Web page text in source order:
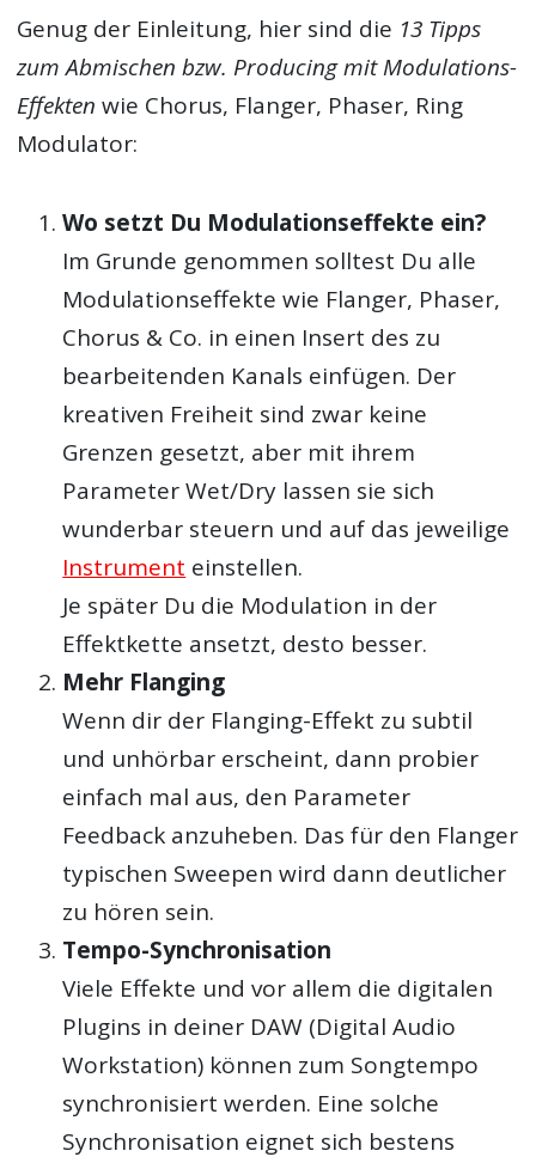
Genug der Einleitung, hier sind die 13 Tipps
zum Abmischen bzw. Producing mit Modulations-
Effekten wie Chorus, Flanger, Phaser, Ring
Modulator:
Wo setzt Du Modulationseffekte ein?
Im Grunde genommen solltest Du alle
Modulationseffekte wie Flanger, Phaser,
Chorus & Co. in einen Insert des zu
bearbeitenden Kanals einfügen. Der
kreativen Freiheit sind zwar keine
Grenzen gesetzt, aber mit ihrem
Parameter Wet/Dry lassen sie sich
wunderbar steuern und auf das jeweilige
Instrument einstellen.
Je später Du die Modulation in der
Effektkette ansetzt, desto besser.
Mehr Flanging
Wenn dir der Flanging-Effekt zu subtil
und unhörbar erscheint, dann probier
einfach mal aus, den Parameter
Feedback anzuheben. Das für den Flanger
typischen Sweepen wird dann deutlicher
zu hören sein.
Tempo-Synchronisation
Viele Effekte und vor allem die digitalen
Plugins in deiner DAW (Digital Audio
Workstation) können zum Songtempo
synchronisiert werden. Eine solche
Synchronisation eignet sich bestens